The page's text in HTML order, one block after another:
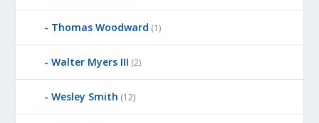
Thomas Woodward (1)
Walter Myers III (2)
Wesley Smith (12)